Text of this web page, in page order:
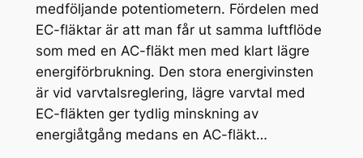
medföljande potentiometern. Fördelen med
EC-fläktar är att man får ut samma luftflöde
som med en AC-fläkt men med klart lägre
energiförbrukning. Den stora energivinsten
är vid varvtalsreglering, lägre varvtal med
EC-fläkten ger tydlig minskning av
energiåtgång medans en AC-fläkt…